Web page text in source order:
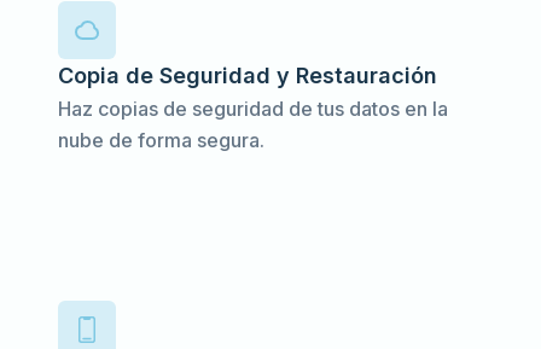
Copia de Seguridad y Restauración
Haz copias de seguridad de tus datos en la
nube de forma segura.